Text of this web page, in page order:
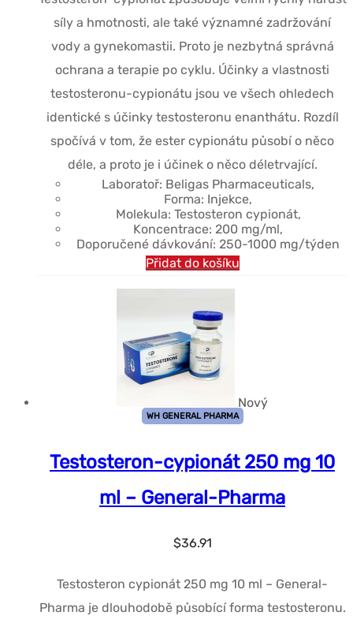
síly a hmotnosti, ale také významné zadržování
vody a gynekomastii. Proto je nezbytná správná
ochrana a terapie po cyklu. Účinky a vlastnosti
testosteronu-cypionátu jsou ve všech ohledech
identické s účinky testosteronu enanthátu. Rozdíl
spočívá v tom, že ester cypionátu působí o něco
déle, a proto je i účinek o něco déletrvající.
Laboratoř: Beligas Pharmaceuticals,
Forma: Injekce,
Molekula: Testosteron cypionát,
Koncentrace: 200 mg/ml,
Doporučené dávkování: 250-1000 mg/týden
Přidat do košíku
Nový
WH GENERAL PHARMA
Testosteron-cypionát 250 mg 10
ml – General-Pharma
$36.91
Testosteron cypionát 250 mg 10 ml – General-
Pharma je dlouhodobě působící forma testosteronu.